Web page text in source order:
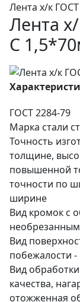
Лента х/к
Лента
С
ГОСТ2284-79
Марка стали
Точность
толщине,
повышенной
точности по
ширине
Вид кромок с
Вид
побежалости
Вид обработки
качества,
отожженная